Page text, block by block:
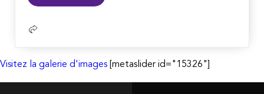
Visitez la galerie d'images [metaslider id="15326"]